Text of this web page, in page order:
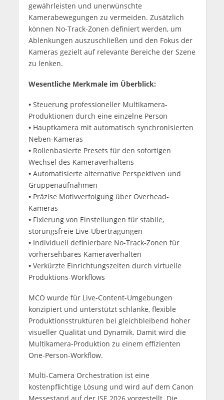
gewährleisten und unerwünschte
Kamerabewegungen zu vermeiden. Zusätzlich
können No-Track-Zonen definiert werden, um
Ablenkungen auszuschließen und den Fokus der
Kameras gezielt auf relevante Bereiche der Szene
zu lenken.
Wesentliche Merkmale im Überblick:
•Steuerung professioneller Multikamera-
Produktionen durch eine einzelne Person
•Hauptkamera mit automatisch synchronisierten
Neben-Kameras
•Rollenbasierte Presets für den sofortigen
Wechsel des Kameraverhaltens
•Automatisierte alternative Perspektiven und
Gruppenaufnahmen
•Präzise Motivverfolgung über Overhead-
Kameras
•Fixierung von Einstellungen für stabile,
störungsfreie Live-Übertragungen
•Individuell definierbare No-Track-Zonen für
vorhersehbares Kameraverhalten
•Verkürzte Einrichtungszeiten durch virtuelle
Produktions-Workflows
MCO wurde für Live-Content-Umgebungen
konzipiert und unterstützt schlanke, flexible
Produktionsstrukturen bei gleichbleibend hoher
visueller Qualität und Dynamik. Damit wird die
Multikamera-Produktion zu einem effizienten
One-Person-Workflow.
Multi-Camera Orchestration ist eine
kostenpflichtige Lösung und wird auf dem Canon